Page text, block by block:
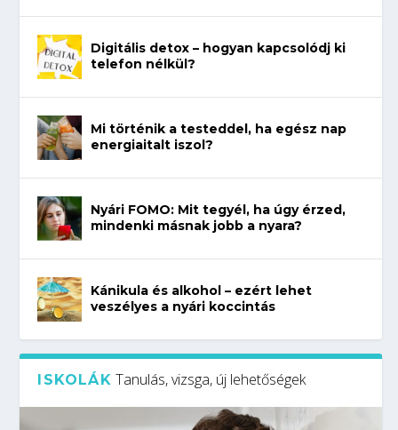
Digitális detox – hogyan kapcsolódj ki
telefon nélkül?
Mi történik a testeddel, ha egész nap
energiaitalt iszol?
Nyári FOMO: Mit tegyél, ha úgy érzed,
mindenki másnak jobb a nyara?
Kánikula és alkohol – ezért lehet
veszélyes a nyári koccintás
ISKOLÁK Tanulás, vizsga, új lehetőségek